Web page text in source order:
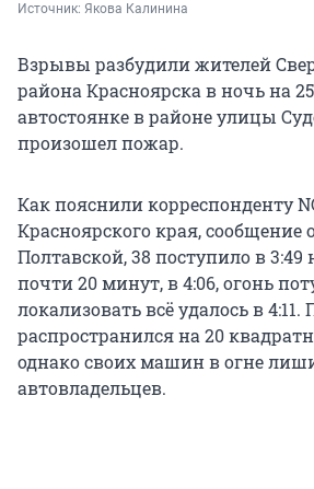
Источник: Якова Калинина
Взрывы разбудили жителей
района Красноярска в ночь на
автостоянке в районе улицы
произошел пожар.
Как пояснили корреспонденту
Красноярского края, сообщение
Полтавской, 38 поступило в 3:49
почти 20 минут, в 4:06, огонь
локализовать всё удалось в 4:11.
распространился на 20
однако своих машин в огне
автовладельцев.